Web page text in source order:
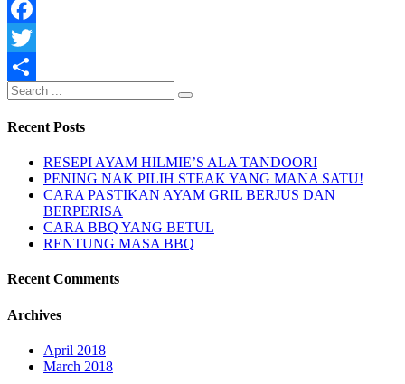
Facebook
Twitter
Share
Recent Posts
RESEPI AYAM HILMIE’S ALA TANDOORI
PENING NAK PILIH STEAK YANG MANA SATU!
CARA PASTIKAN AYAM GRIL BERJUS DAN
BERPERISA
CARA BBQ YANG BETUL
RENTUNG MASA BBQ
Recent Comments
Archives
April 2018
March 2018